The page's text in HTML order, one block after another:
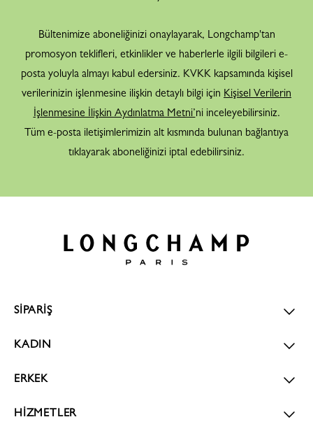
Bültenimize aboneliğinizi onaylayarak, Longchamp'tan
promosyon teklifleri, etkinlikler ve haberlerle ilgili bilgileri e-
posta yoluyla almayı kabul edersiniz. KVKK kapsamında kişisel
verilerinizin işlenmesine ilişkin detaylı bilgi için Kişisel Verilerin
İşlenmesine İlişkin Aydınlatma Metni’ni inceleyebilirsiniz.
Tüm e-posta iletişimlerimizin alt kısmında bulunan bağlantıya
tıklayarak aboneliğinizi iptal edebilirsiniz.
SİPARİŞ
KADIN
ERKEK
HİZMETLER